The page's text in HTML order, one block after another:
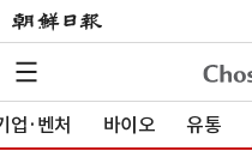
업·벤처 바이오 유통